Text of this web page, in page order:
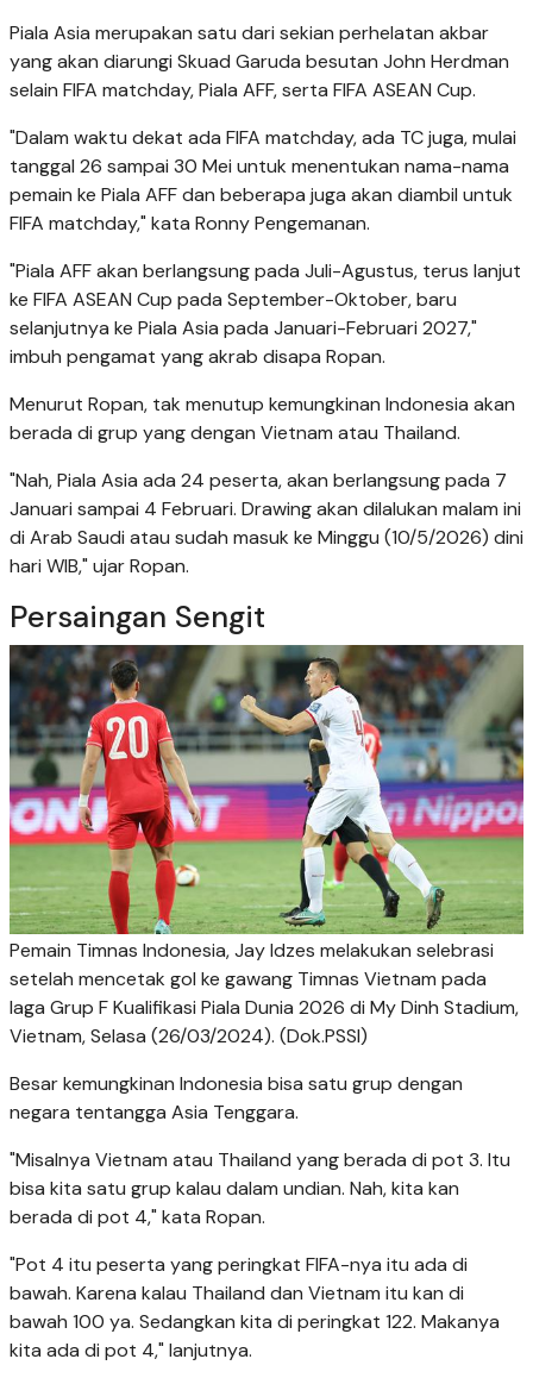
Piala Asia merupakan satu dari sekian perhelatan akbar
yang akan diarungi Skuad Garuda besutan John Herdman
selain FIFA matchday, Piala AFF, serta FIFA ASEAN Cup.
"Dalam waktu dekat ada FIFA matchday, ada TC juga, mulai
tanggal 26 sampai 30 Mei untuk menentukan nama-nama
pemain ke Piala AFF dan beberapa juga akan diambil untuk
FIFA matchday," kata Ronny Pengemanan.
"Piala AFF akan berlangsung pada Juli-Agustus, terus lanjut
ke FIFA ASEAN Cup pada September-Oktober, baru
selanjutnya ke Piala Asia pada Januari-Februari 2027,"
imbuh pengamat yang akrab disapa Ropan.
Menurut Ropan, tak menutup kemungkinan Indonesia akan
berada di grup yang dengan Vietnam atau Thailand.
"Nah, Piala Asia ada 24 peserta, akan berlangsung pada 7
Januari sampai 4 Februari. Drawing akan dilalukan malam ini
di Arab Saudi atau sudah masuk ke Minggu (10/5/2026) dini
hari WIB," ujar Ropan.
Persaingan Sengit
Pemain Timnas Indonesia, Jay Idzes melakukan selebrasi
setelah mencetak gol ke gawang Timnas Vietnam pada
laga Grup F Kualifikasi Piala Dunia 2026 di My Dinh Stadium,
Vietnam, Selasa (26/03/2024). (Dok.PSSI)
Besar kemungkinan Indonesia bisa satu grup dengan
negara tentangga Asia Tenggara.
"Misalnya Vietnam atau Thailand yang berada di pot 3. Itu
bisa kita satu grup kalau dalam undian. Nah, kita kan
berada di pot 4," kata Ropan.
"Pot 4 itu peserta yang peringkat FIFA-nya itu ada di
bawah. Karena kalau Thailand dan Vietnam itu kan di
bawah 100 ya. Sedangkan kita di peringkat 122. Makanya
kita ada di pot 4," lanjutnya.